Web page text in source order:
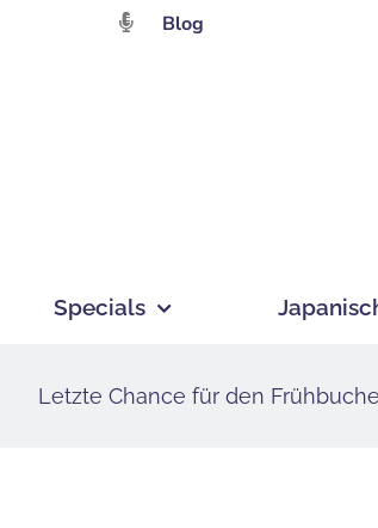
Blog
Specials
Letzte Chance für den